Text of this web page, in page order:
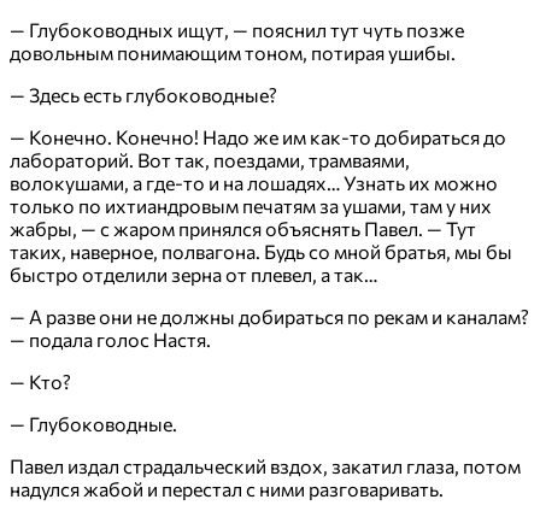
— Глубоководных ищут, — пояснил тут чуть позже
довольным понимающим тоном, потирая ушибы.
— Здесь есть глубоководные?
— Конечно. Конечно! Надо же им как-то добираться до
лабораторий. Вот так, поездами, трамваями,
волокушами, а где-то и на лошадях… Узнать их можно
только по ихтиандровым печатям за ушами, там у них
жабры, — с жаром принялся объяснять Павел. — Тут
таких, наверное, полвагона. Будь со мной братья, мы бы
быстро отделили зерна от плевел, а так…
— А разве они не должны добираться по рекам и каналам?
— подала голос Настя.
— Кто?
— Глубоководные.
Павел издал страдальческий вздох, закатил глаза, потом
надулся жабой и перестал с ними разговаривать.